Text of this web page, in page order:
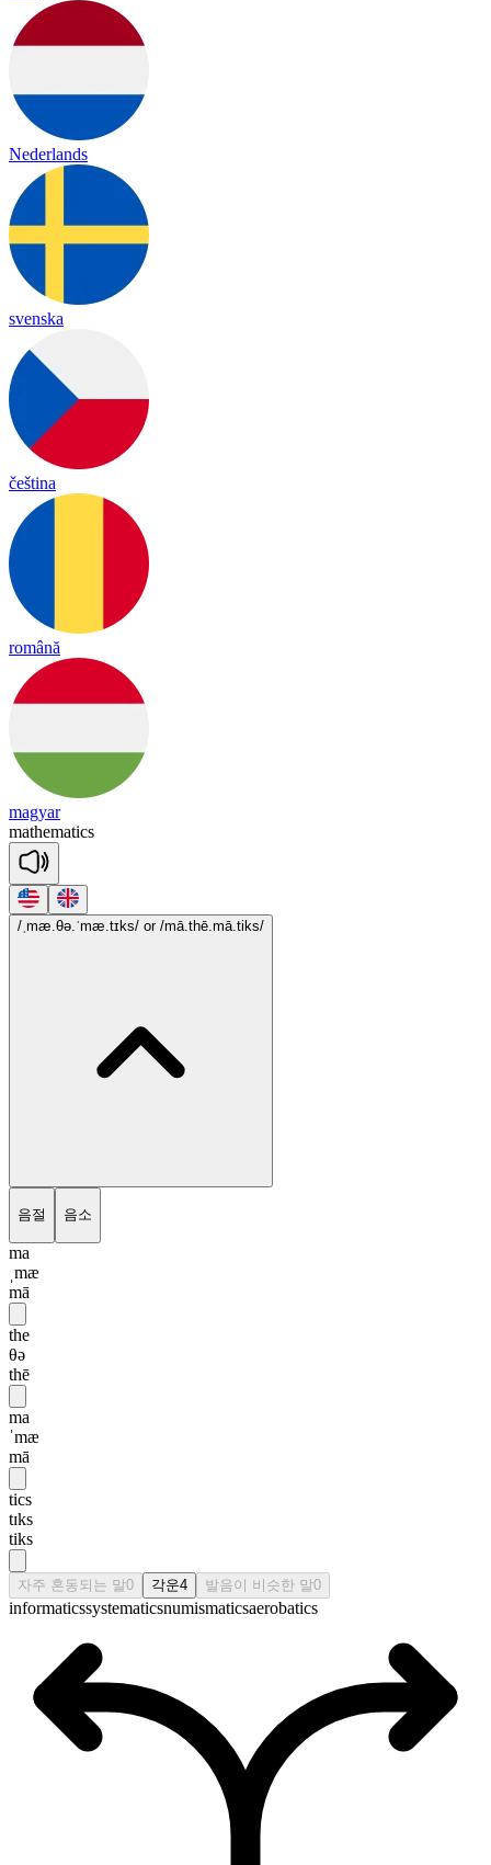
Nederlands
svenska
čeština
română
magyar
mathematics
/ˌmæ.θə.ˈmæ.tɪks/ or /mā.thē.mā.tiks/
음절 음소
ma
ˌmæ
mā
the
θə
thē
ma
ˈmæ
mā
tics
tɪks
tiks
자주 혼동되는 말0 각운4 발음이 비슷한 말0
informaticssystematicsnumismaticsaerobatics